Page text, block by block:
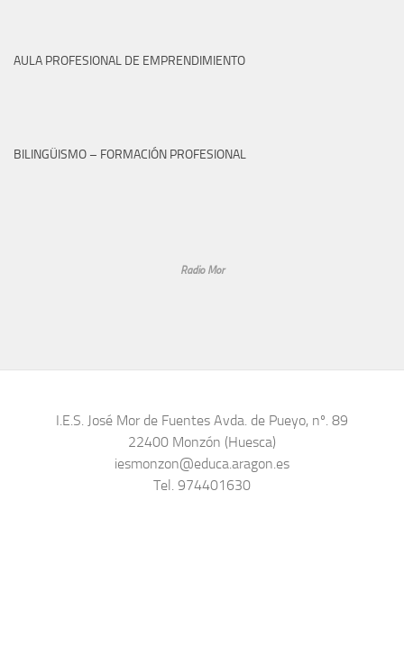
AULA PROFESIONAL DE EMPRENDIMIENTO
BILINGÜISMO – FORMACIÓN PROFESIONAL
Radio Mor
I.E.S. José Mor de Fuentes Avda. de Pueyo, nº. 89
22400 Monzón (Huesca)
iesmonzon@educa.aragon.es
Tel. 974401630